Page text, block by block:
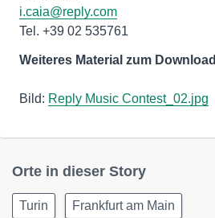
i.caia@reply.com
Tel. +39 02 535761
Weiteres Material zum Download
Bild: Reply Music Contest_02.jpg
Orte in dieser Story
Turin Frankfurt am Main